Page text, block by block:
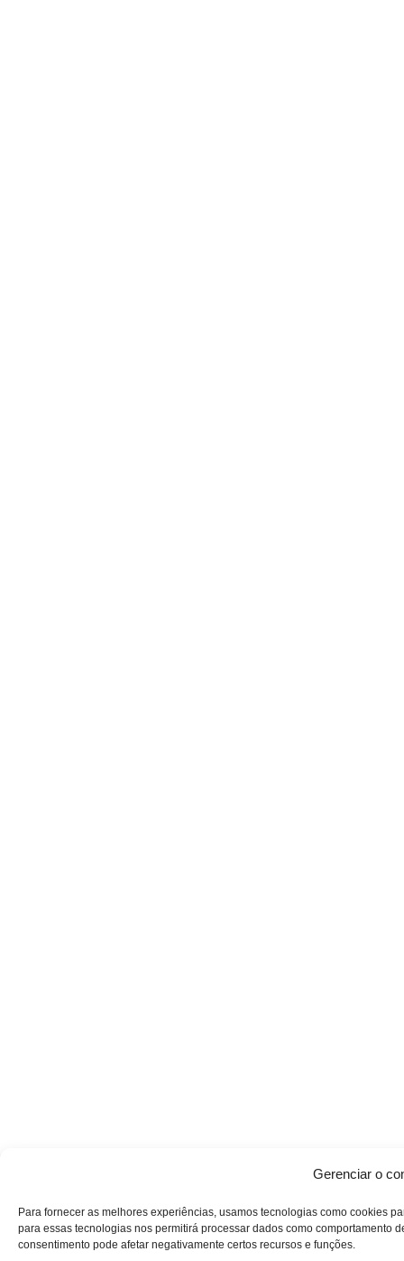
Gerenciar o
Para fornecer as melhores experiências, usamos tecnologias como cookies
para essas tecnologias nos permitirá processar dados como comportamento
consentimento pode afetar negativamente certos recursos e funções.